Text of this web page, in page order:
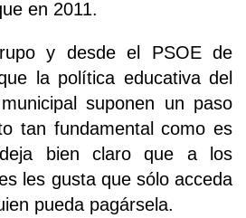
en 2011.
y desde el PSOE de
la política educativa del
suponen un paso
tan fundamental como es
bien claro que a los
les gusta que sólo acceda
pueda pagársela.